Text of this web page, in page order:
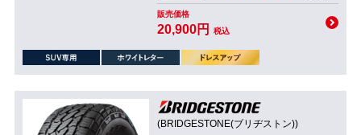
販売価格
20,900円 税込
(BRIDGESTONE(ブリヂストン))